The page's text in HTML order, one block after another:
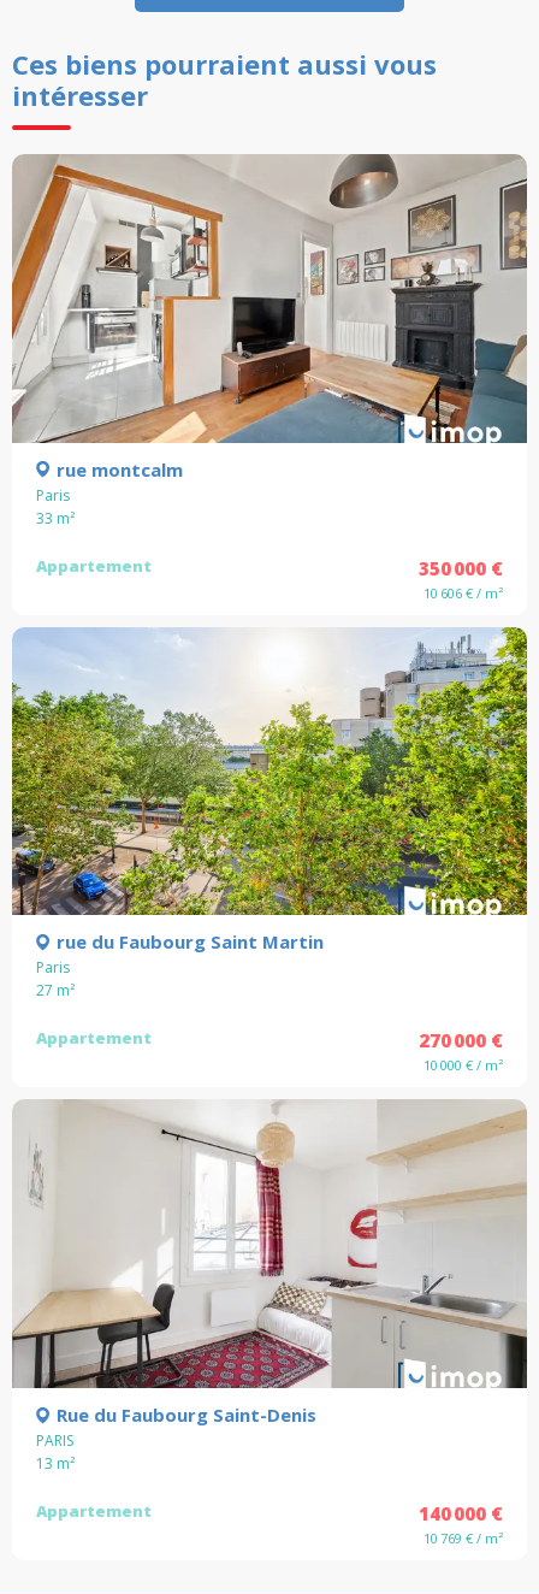
Ces biens pourraient aussi vous
intéresser
rue montcalm
Paris
33 m²
Appartement 350 000 €
10 606 € / m²
rue du Faubourg Saint Martin
Paris
27 m²
Appartement 270 000 €
10 000 € / m²
Rue du Faubourg Saint-Denis
PARIS
13 m²
Appartement 140 000 €
10 769 € / m²